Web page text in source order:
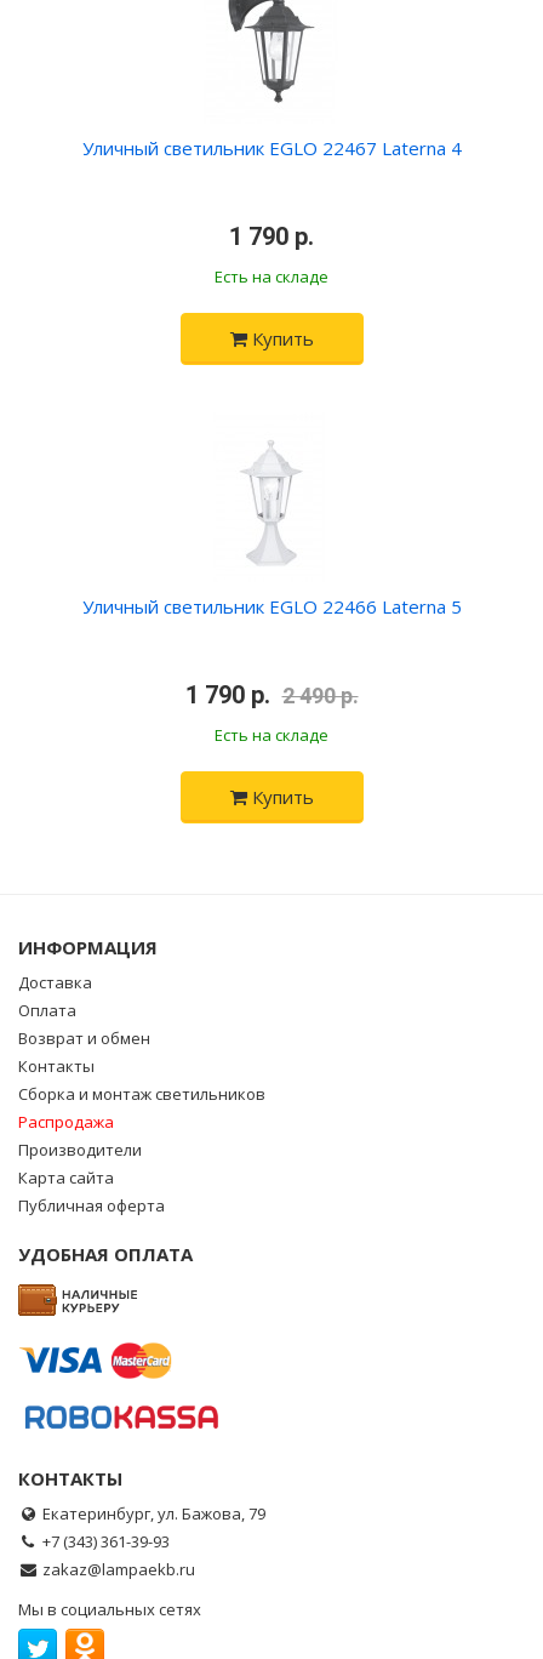
Уличный светильник EGLO 22467 Laterna 4
1 790 р.
Есть на складе
Купить
Уличный светильник EGLO 22466 Laterna 5
1 790 р. 2 490 р.
Есть на складе
Купить
ИНФОРМАЦИЯ
Доставка
Оплата
Возврат и обмен
Контакты
Сборка и монтаж светильников
Распродажа
Производители
Карта сайта
Публичная оферта
УДОБНАЯ ОПЛАТА
КОНТАКТЫ
Екатеринбург, ул. Бажова, 79
+7 (343) 361-39-93
zakaz@lampaekb.ru
Мы в социальных сетях